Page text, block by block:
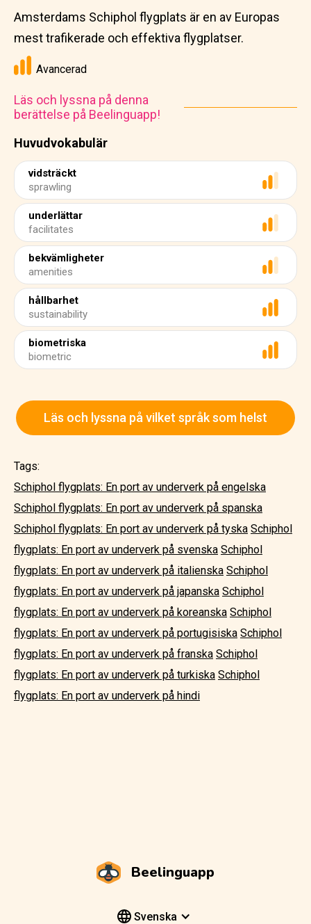
Huvudvokabulär
vidsträckt
sprawling
underlättar
facilitates
bekvämligheter
amenities
hållbarhet
sustainability
biometriska
biometric
Amsterdams Schiphol flygplats är en av Europas
mest trafikerade och effektiva flygplatser.
Avancerad
Läs och lyssna på denna
berättelse på Beelinguapp!
Läs och lyssna på vilket språk som helst
Tags:
Schiphol flygplats: En port av underverk på engelska
Schiphol flygplats: En port av underverk på spanska
Schiphol flygplats: En port av underverk på tyska Schiphol
flygplats: En port av underverk på svenska Schiphol
flygplats: En port av underverk på italienska Schiphol
flygplats: En port av underverk på japanska Schiphol
flygplats: En port av underverk på koreanska Schiphol
flygplats: En port av underverk på portugisiska Schiphol
flygplats: En port av underverk på franska Schiphol
flygplats: En port av underverk på turkiska Schiphol
flygplats: En port av underverk på hindi
Beelinguapp
Svenska